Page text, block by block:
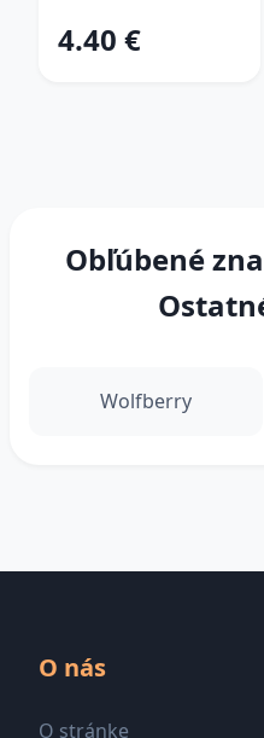
4.40 €
Obľúbené
Wolfberry
O nás
O stránke